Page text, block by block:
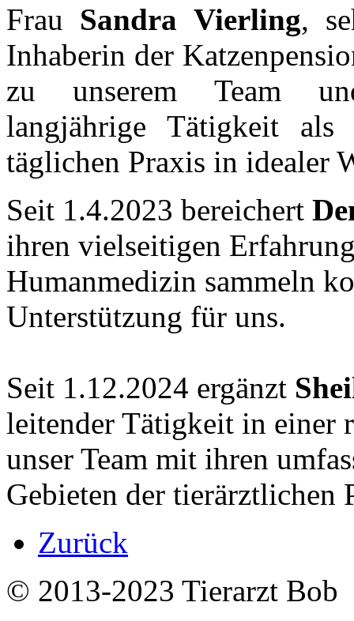
Frau Sandra Vierling,
Inhaberin der
zu unserem Team
langjährige Tätigkeit
täglichen Praxis in idealer
Seit 1.4.2023 bereichert
ihren vielseitigen
Humanmedizin sammeln
Unterstützung für uns.
Seit 1.12.2024 ergänzt
leitender Tätigkeit in einer
unser Team mit ihren
Gebieten der tierärztlichen
Zurück
© 2013-2023 Tierarzt Bob